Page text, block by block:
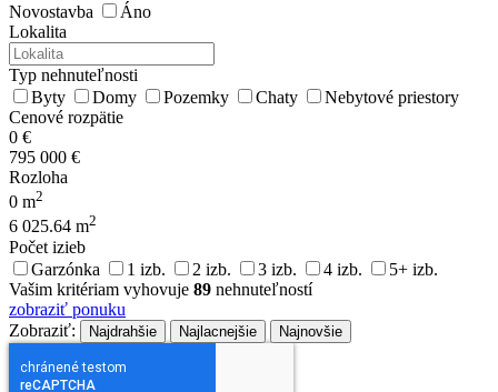
Novostavba
Áno
Lokalita
Typ nehnuteľnosti
Byty
Domy Pozemky Chaty
Nebytové priestory
Cenové rozpätie
0 €
795 000 €
Rozloha
0 m2
6 025.64 m2
Počet izieb
Garzónka
1 izb. 2 izb. 3 izb. 4 izb.
5+ izb.
Vašim kritériam vyhovuje 89 nehnuteľností
zobraziť ponuku
Zobraziť:
Najdrahšie Najlacnejšie Najnovšie